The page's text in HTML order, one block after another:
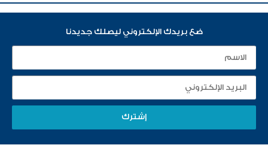
ضع بريدك الإلكتروني ليصلك جديدنا